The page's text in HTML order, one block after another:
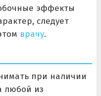
эффекты
следует
врачу.
при наличии
любой из